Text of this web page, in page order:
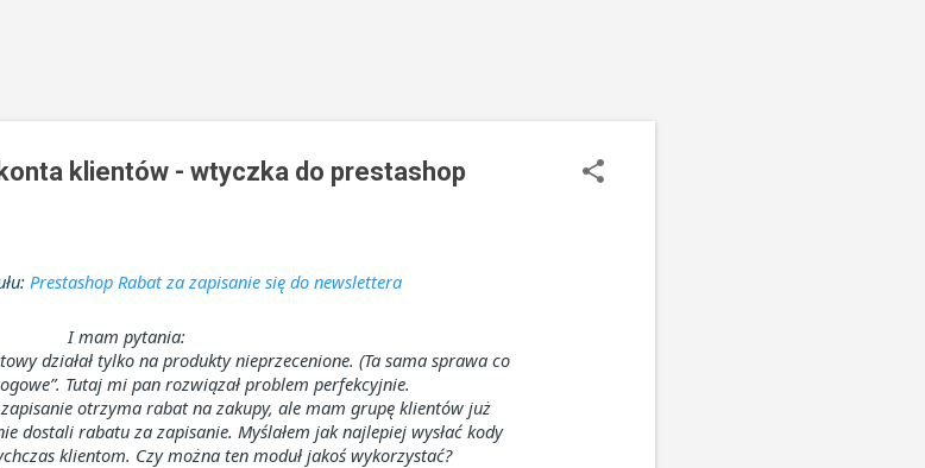
klientów - wtyczka do prestashop
Prestashop Rabat za zapisanie się do newslettera
I mam pytania:
działał tylko na produkty nieprzecenione. (Ta sama sprawa co
Tutaj mi pan rozwiązał problem perfekcyjnie.
otrzyma rabat na zakupy, ale mam grupę klientów już
dostali rabatu za zapisanie. Myślałem jak najlepiej wysłać kody
klientom. Czy można ten moduł jakoś wykorzystać?